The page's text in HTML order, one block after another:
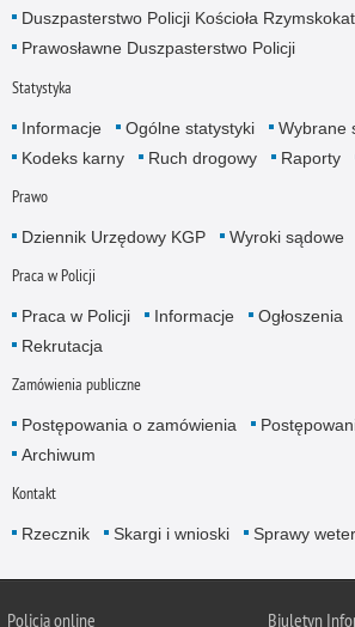
Duszpasterstwo Policji Kościoła
Prawosławne Duszpasterstwo Policji
Statystyka
Informacje Ogólne statystyki
Wybrane
Kodeks karny
Ruch drogowy Raporty
Prawo
Dziennik Urzędowy KGP Wyroki sądowe
Praca w Policji
Praca w Policji Informacje Ogłoszenia
Rekrutacja
Zamówienia publiczne
Postępowania o zamówienia
Archiwum
Kontakt
Rzecznik Skargi i wnioski Sprawy
Policjaonline Biuletyn